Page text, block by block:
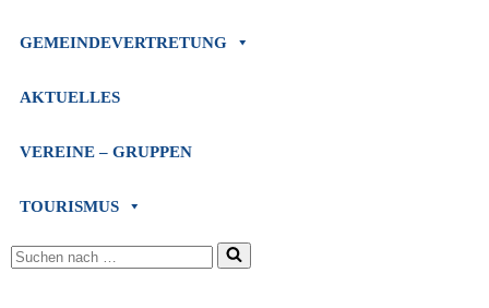
GEMEINDEVERTRETUNG
AKTUELLES
VEREINE – GRUPPEN
TOURISMUS
Suchen
nach …